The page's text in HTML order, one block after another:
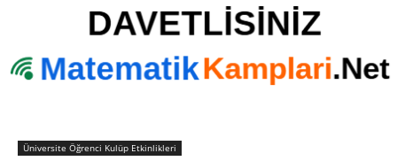
Üniversite Öğrenci Kulüp Etkinlikleri